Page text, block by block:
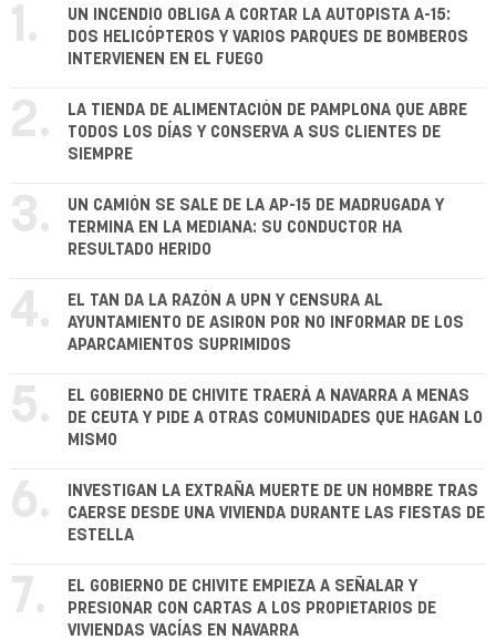
1.
UN INCENDIO OBLIGA A CORTAR LA AUTOPISTA A-15:
DOS HELICÓPTEROS Y VARIOS PARQUES DE BOMBEROS
INTERVIENEN EN EL FUEGO
2.
LA TIENDA DE ALIMENTACIÓN DE PAMPLONA QUE ABRE
TODOS LOS DÍAS Y CONSERVA A SUS CLIENTES DE
SIEMPRE
3.
UN CAMIÓN SE SALE DE LA AP-15 DE MADRUGADA Y
TERMINA EN LA MEDIANA: SU CONDUCTOR HA
RESULTADO HERIDO
4.
EL TAN DA LA RAZÓN A UPN Y CENSURA AL
AYUNTAMIENTO DE ASIRON POR NO INFORMAR DE LOS
APARCAMIENTOS SUPRIMIDOS
5.
EL GOBIERNO DE CHIVITE TRAERÁ A NAVARRA A MENAS
DE CEUTA Y PIDE A OTRAS COMUNIDADES QUE HAGAN LO
MISMO
6.
INVESTIGAN LA EXTRAÑA MUERTE DE UN HOMBRE TRAS
CAERSE DESDE UNA VIVIENDA DURANTE LAS FIESTAS DE
ESTELLA
7.
EL GOBIERNO DE CHIVITE EMPIEZA A SEÑALAR Y
PRESIONAR CON CARTAS A LOS PROPIETARIOS DE
VIVIENDAS VACÍAS EN NAVARRA